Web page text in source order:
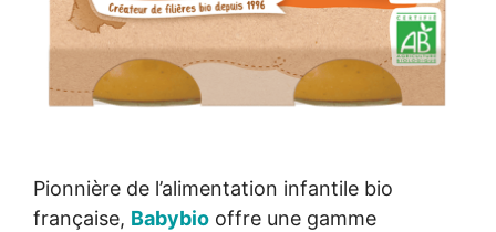
Pionnière de l’alimentation infantile bio
française, Babybio offre une gamme